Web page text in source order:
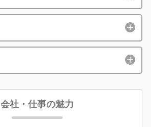
会社・仕事の魅力